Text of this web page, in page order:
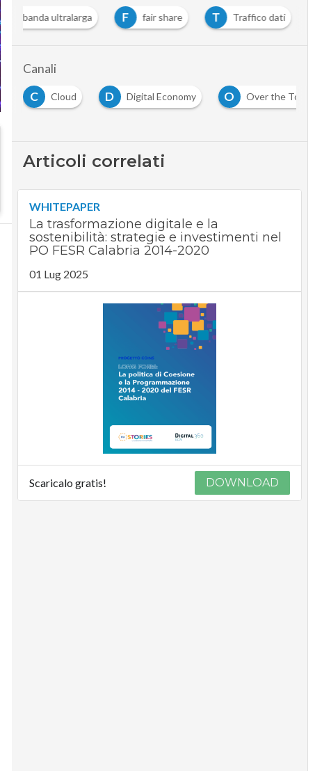
banda ultralarga F fair share T Traffico dati
Canali
C Cloud D Digital Economy O Over the Top
Articoli correlati
WHITEPAPER
La trasformazione digitale e la
sostenibilità: strategie e investimenti nel
PO FESR Calabria 2014-2020
01 Lug 2025
Scaricalo gratis! DOWNLOAD